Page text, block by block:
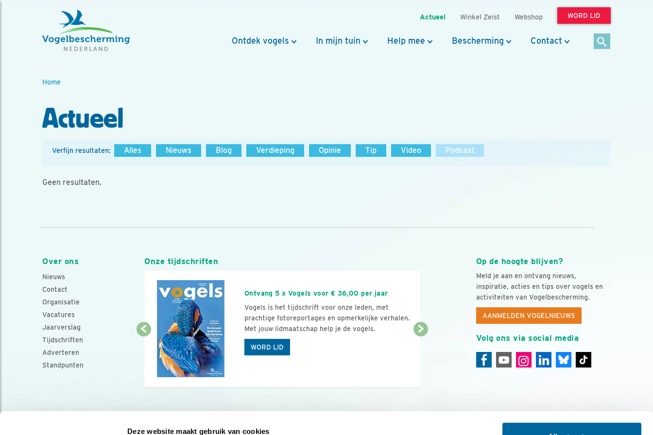
Deze website maakt gebruik van cookies
Actueel Winkel Zeist Webshop WORD LID
Ontdek vogels In mijn tuin Help mee Bescherming Contact
Home
Actueel
Verfijn resultaten: Alles Nieuws Blog Verdieping Opinie Tip Video Podcast
Geen resultaten.
Over ons
Nieuws
Contact
Organisatie
Vacatures
Jaarverslag
Tijdschriften
Adverteren
Standpunten
Op de hoogte blijven?
Meld je aan en ontvang nieuws,
inspiratie, acties en tips over vogels en
activiteiten van Vogelbescherming.
AANMELDEN VOGELNIEUWS
Volg ons via social media
Onze tijdschriften
Ontvang 5 x Vogels voor € 36,00 per jaar
Vogels is het tijdschrift voor onze leden, met
prachtige fotoreportages en opmerkelijke verhalen.
Met jouw lidmaatschap help je de vogels.
WORD LID